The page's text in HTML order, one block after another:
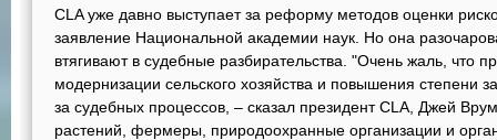
CLA уже давно выступает за реформу методов оценки
заявление Национальной академии наук. Но она
втягивают в судебные разбирательства. "Очень жаль, что
модернизации сельского хозяйства и повышения степени
за судебных процессов, – сказал президент CLA, Джей
растений, фермеры, природоохранные организации и